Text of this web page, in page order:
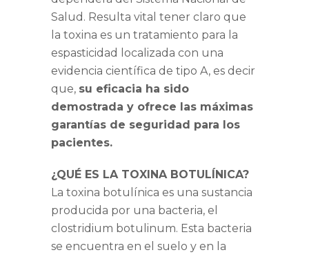
Salud. Resulta vital tener claro que
la toxina es un tratamiento para la
espasticidad localizada con una
evidencia científica de tipo A, es decir
que, su eficacia ha sido
demostrada y ofrece las máximas
garantías de seguridad para los
pacientes.
¿QUÉ ES LA TOXINA BOTULÍNICA?
La toxina botulínica es una sustancia
producida por una bacteria, el
clostridium botulinum. Esta bacteria
se encuentra en el suelo y en la